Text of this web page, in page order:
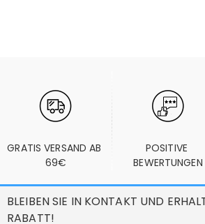
GRATIS VERSAND AB
69€
POSITIVE
BEWERTUNGEN
BLEIBEN SIE IN KONTAKT UND
RABATT!